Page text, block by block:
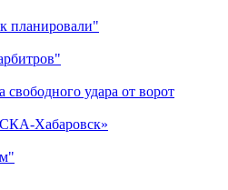
планировали"
удара от ворот
Хабаровск»